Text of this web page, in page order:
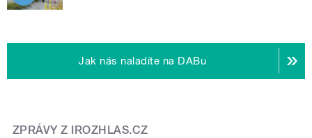
Jak nás naladíte na DABu
ZPRÁVY Z IROZHLAS.CZ